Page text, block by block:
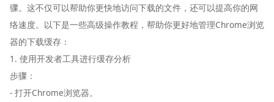
骤。这不仅可以帮助你更快地访问下载的文件，还可以提高你的网
络速度。以下是一些高级操作教程，帮助你更好地管理Chrome浏览
器的下载缓存：
1. 使用开发者工具进行缓存分析
步骤：
- 打开Chrome浏览器。